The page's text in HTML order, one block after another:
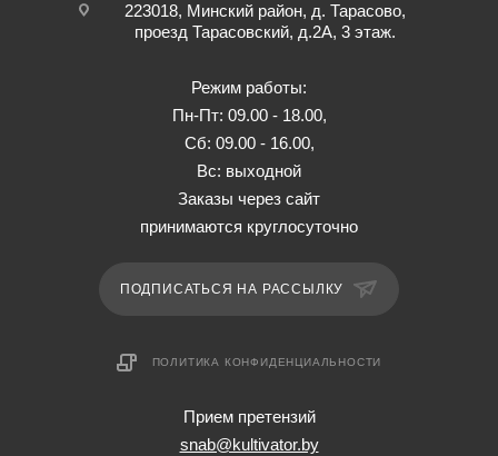
223018, Минский район, д. Тарасово,
проезд Тарасовский, д.2А, 3 этаж.
Режим работы:
Пн-Пт: 09.00 - 18.00,
Сб: 09.00 - 16.00,
Вс: выходной
Заказы через сайт
принимаются круглосуточно
ПОДПИСАТЬСЯ НА РАССЫЛКУ
ПОЛИТИКА КОНФИДЕНЦИАЛЬНОСТИ
Прием претензий
snab@kultivator.by